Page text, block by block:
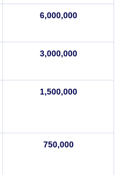
6,000,000
3,000,000
1,500,000
750,000